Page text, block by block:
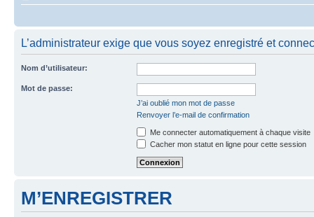
L’administrateur exige que vous soyez enregistré et
Nom d’utilisateur:
Mot de passe:
J’ai oublié mon mot de passe
Renvoyer l’e-mail de confirmation
Me connecter automatiquement à chaque visite
Cacher mon statut en ligne pour cette session
M’ENREGISTRER